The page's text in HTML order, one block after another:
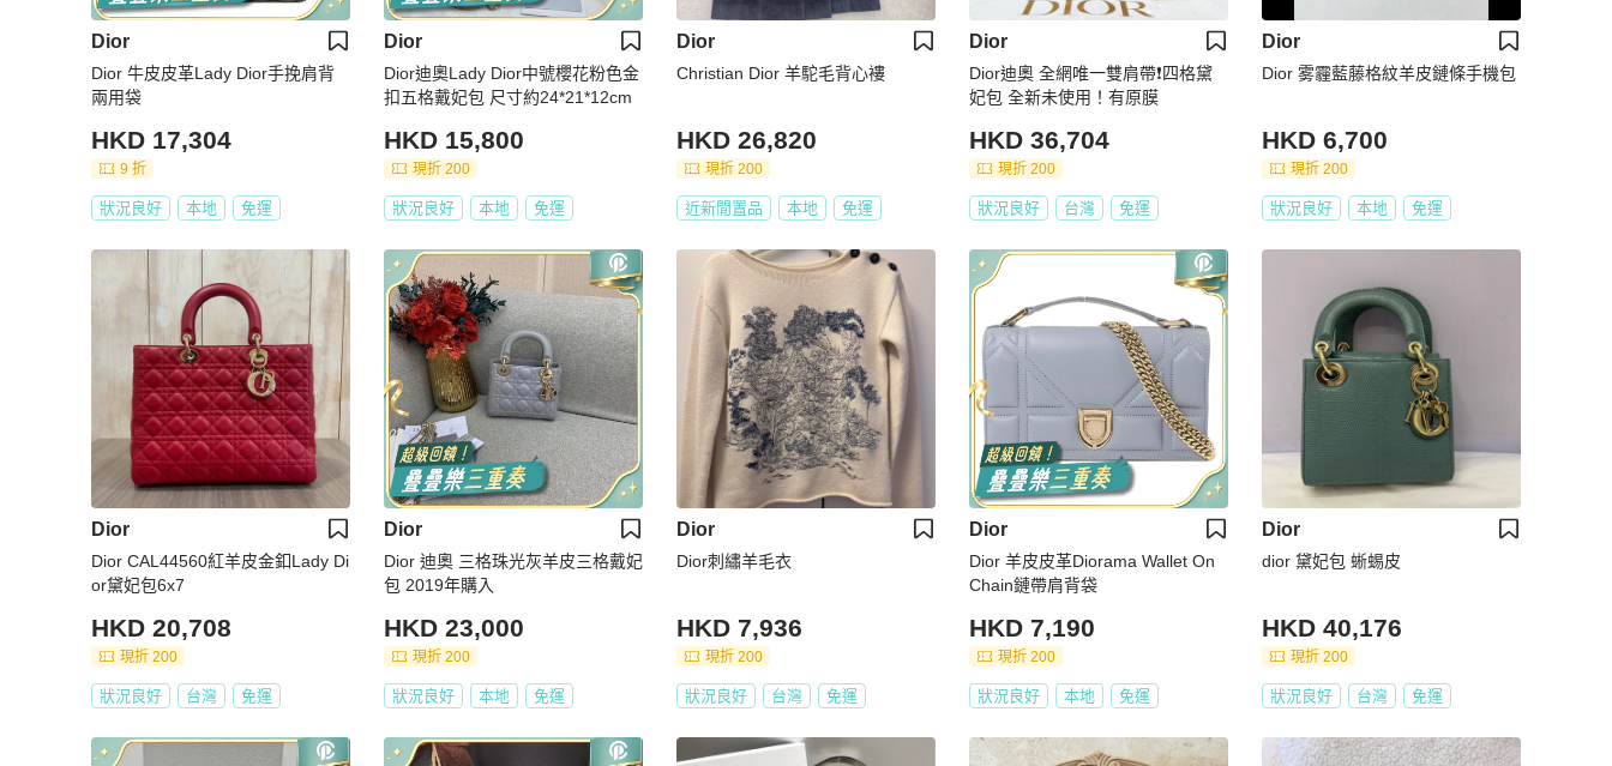
Dior
Dior 牛皮皮革Lady Dior手挽肩背
兩用袋
HKD 17,304
9 折
狀況良好 本地 免運
Dior
Dior迪奧Lady Dior中號櫻花粉色金
扣五格戴妃包 尺寸約24*21*12cm
HKD 15,800
現折 200
狀況良好 本地 免運
Dior
Christian Dior 羊駝毛背心褸
HKD 26,820
現折 200
近新閒置品 本地 免運
Dior
Dior迪奧 全網唯一雙肩帶❗️四格黛
妃包 全新未使用！有原膜
HKD 36,704
現折 200
狀況良好 台灣 免運
Dior
Dior 雾霾藍藤格紋羊皮鏈條手機包
HKD 6,700
現折 200
狀況良好 本地 免運
Dior
Dior CAL44560紅羊皮金釦Lady Di
or黛妃包6x7
HKD 20,708
現折 200
狀況良好 台灣 免運
Dior
Dior 迪奧 三格珠光灰羊皮三格戴妃
包 2019年購入
HKD 23,000
現折 200
狀況良好 本地 免運
Dior
Dior刺繡羊毛衣
HKD 7,936
現折 200
狀況良好 台灣 免運
Dior
Dior 羊皮皮革Diorama Wallet On
Chain鏈帶肩背袋
HKD 7,190
現折 200
狀況良好 本地 免運
Dior
dior 黛妃包 蜥蜴皮
HKD 40,176
現折 200
狀況良好 台灣 免運